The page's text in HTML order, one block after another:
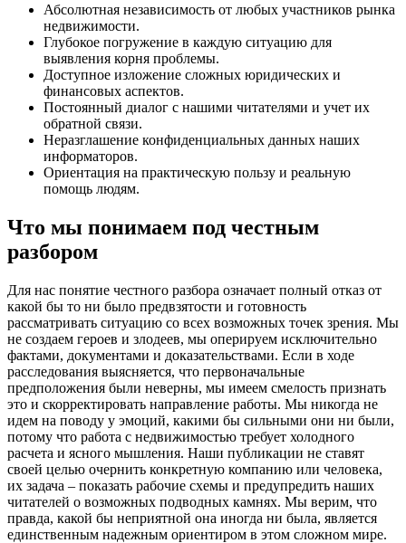
Абсолютная независимость от любых участников рынка
недвижимости.
Глубокое погружение в каждую ситуацию для
выявления корня проблемы.
Доступное изложение сложных юридических и
финансовых аспектов.
Постоянный диалог с нашими читателями и учет их
обратной связи.
Неразглашение конфиденциальных данных наших
информаторов.
Ориентация на практическую пользу и реальную
помощь людям.
Что мы понимаем под честным
разбором
Для нас понятие честного разбора означает полный отказ от
какой бы то ни было предвзятости и готовность
рассматривать ситуацию со всех возможных точек зрения. Мы
не создаем героев и злодеев, мы оперируем исключительно
фактами, документами и доказательствами. Если в ходе
расследования выясняется, что первоначальные
предположения были неверны, мы имеем смелость признать
это и скорректировать направление работы. Мы никогда не
идем на поводу у эмоций, какими бы сильными они ни были,
потому что работа с недвижимостью требует холодного
расчета и ясного мышления. Наши публикации не ставят
своей целью очернить конкретную компанию или человека,
их задача – показать рабочие схемы и предупредить наших
читателей о возможных подводных камнях. Мы верим, что
правда, какой бы неприятной она иногда ни была, является
единственным надежным ориентиром в этом сложном мире.